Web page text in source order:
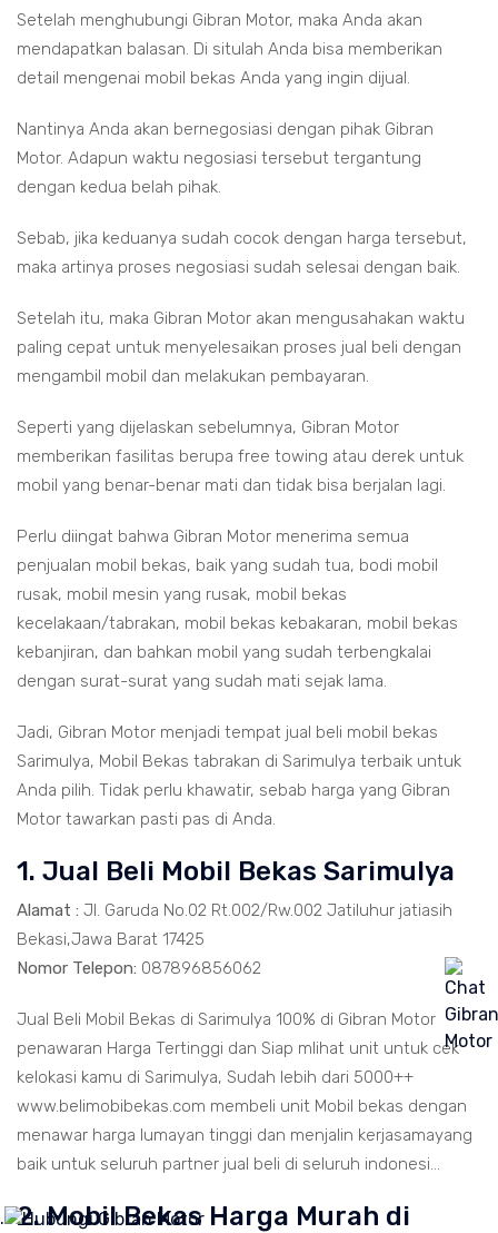
Setelah menghubungi Gibran Motor, maka Anda akan
mendapatkan balasan. Di situlah Anda bisa memberikan
detail mengenai mobil bekas Anda yang ingin dijual.
Nantinya Anda akan bernegosiasi dengan pihak Gibran
Motor. Adapun waktu negosiasi tersebut tergantung
dengan kedua belah pihak.
Sebab, jika keduanya sudah cocok dengan harga tersebut,
maka artinya proses negosiasi sudah selesai dengan baik.
Setelah itu, maka Gibran Motor akan mengusahakan waktu
paling cepat untuk menyelesaikan proses jual beli dengan
mengambil mobil dan melakukan pembayaran.
Seperti yang dijelaskan sebelumnya, Gibran Motor
memberikan fasilitas berupa free towing atau derek untuk
mobil yang benar-benar mati dan tidak bisa berjalan lagi.
Perlu diingat bahwa Gibran Motor menerima semua
penjualan mobil bekas, baik yang sudah tua, bodi mobil
rusak, mobil mesin yang rusak, mobil bekas
kecelakaan/tabrakan, mobil bekas kebakaran, mobil bekas
kebanjiran, dan bahkan mobil yang sudah terbengkalai
dengan surat-surat yang sudah mati sejak lama.
Jadi, Gibran Motor menjadi tempat jual beli mobil bekas
Sarimulya, Mobil Bekas tabrakan di Sarimulya terbaik untuk
Anda pilih. Tidak perlu khawatir, sebab harga yang Gibran
Motor tawarkan pasti pas di Anda.
1. Jual Beli Mobil Bekas Sarimulya
Alamat : Jl. Garuda No.02 Rt.002/Rw.002 Jatiluhur jatiasih
Bekasi,Jawa Barat 17425
Nomor Telepon: 087896856062
Jual Beli Mobil Bekas di Sarimulya 100% di Gibran Motor
penawaran Harga Tertinggi dan Siap mlihat unit untuk cek
kelokasi kamu di Sarimulya, Sudah lebih dari 5000++
www.belimobibekas.com membeli unit Mobil bekas dengan
menawar harga lumayan tinggi dan menjalin kerjasamayang
baik untuk seluruh partner jual beli di seluruh indonesi...
2. Mobil Bekas Harga Murah di
.